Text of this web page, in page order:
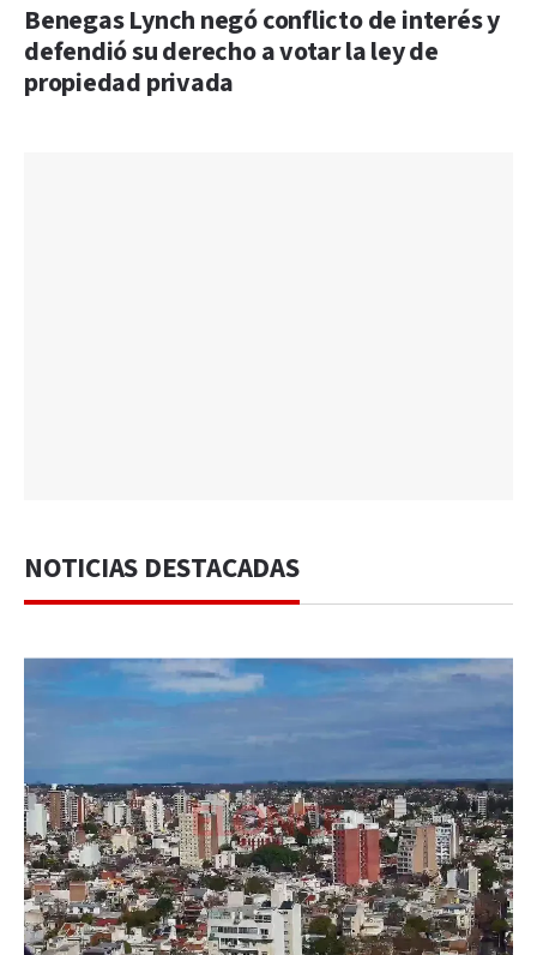
Benegas Lynch negó conflicto de interés y
defendió su derecho a votar la ley de
propiedad privada
NOTICIAS DESTACADAS